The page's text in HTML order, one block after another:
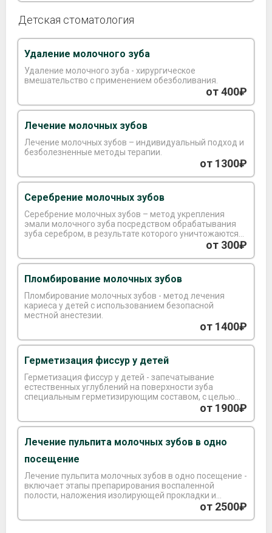
Детская стоматология
Удаление молочного зуба
Удаление молочного зуба - хирургическое
вмешательство с применением обезболивания.
от 400₽
Лечение молочных зубов
Лечение молочных зубов – индивидуальный подход и
безболезненные методы терапии.
от 1300₽
Серебрение молочных зубов
Серебрение молочных зубов – метод укрепления
эмали молочного зуба посредством обрабатывания
зуба серебром, в результате которого уничтожаются
от 300₽
Пломбирование молочных зубов
Пломбирование молочных зубов - метод лечения
кариеса у детей с использованием безопасной
местной анестезии.
от 1400₽
Герметизация фиссур у детей
Герметизация фиссур у детей - запечатывание
естественных углублений на поверхности зуба
специальным герметизирующим составом, с целью
предотвращения скопления остатков пищи иот 1900₽
Лечение пульпита молочных зубов в одно
посещение
Лечение пульпита молочных зубов в одно посещение -
включает этапы препарирования воспаленной
полости, наложения изолирующей прокладки и
от 2500₽